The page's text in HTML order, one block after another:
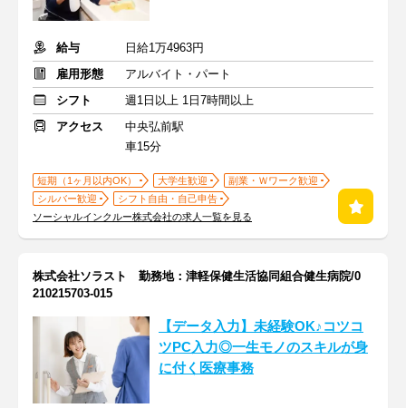
給与
日給1万4963円
雇用形態
アルバイト・パート
シフト
週1日以上 1日7時間以上
アクセス
中央弘前駅
車15分
短期（1ヶ月以内OK） 大学生歓迎
副業・Ｗワーク歓迎
シルバー歓迎
シフト自由・自己申告
ソーシャルインクルー株式会社の求人一覧を見る
株式会社ソラスト 勤務地：津軽保健生活協同組合健生病院/0
210215703-015
【データ入力】未経験OK♪コツコ
ツPC入力◎一生モノのスキルが身
に付く医療事務